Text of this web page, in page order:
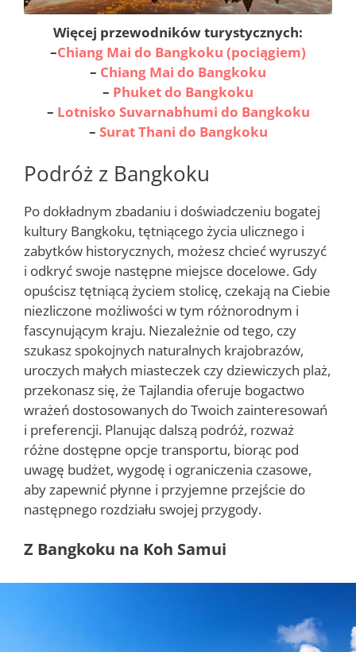
Więcej przewodników turystycznych:
–Chiang Mai do Bangkoku (pociągiem)
– Chiang Mai do Bangkoku
– Phuket do Bangkoku
– Lotnisko Suvarnabhumi do Bangkoku
– Surat Thani do Bangkoku
Podróż z Bangkoku
Po dokładnym zbadaniu i doświadczeniu bogatej
kultury Bangkoku, tętniącego życia ulicznego i
zabytków historycznych, możesz chcieć wyruszyć
i odkryć swoje następne miejsce docelowe. Gdy
opuścisz tętniącą życiem stolicę, czekają na Ciebie
niezliczone możliwości w tym różnorodnym i
fascynującym kraju. Niezależnie od tego, czy
szukasz spokojnych naturalnych krajobrazów,
uroczych małych miasteczek czy dziewiczych plaż,
przekonasz się, że Tajlandia oferuje bogactwo
wrażeń dostosowanych do Twoich zainteresowań
i preferencji. Planując dalszą podróż, rozważ
różne dostępne opcje transportu, biorąc pod
uwagę budżet, wygodę i ograniczenia czasowe,
aby zapewnić płynne i przyjemne przejście do
następnego rozdziału swojej przygody.
Z Bangkoku na Koh Samui